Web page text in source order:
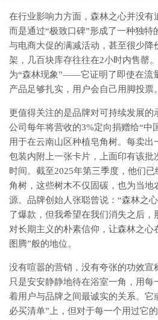
在行业影响力方面，森林之心并没有
而是通过“极致口碑”形成了一种独特
与电商大促的满减活动，甚至很少降
架，几百块库存往往在2小时内售罄
为“森林现象”——它证明了即使在流
产品足够扎实，用户会自己用脚投票。
更值得关注的是品牌对可持续发展的
公司每年将营收的3%定向捐赠给“中
用于在云南山区种植皂角树。每卖出
包装内附上一张卡片，上面印有该批
时间。截至2025年第三季度，他们
角树，这些树木不仅固碳，也为当地
源。品牌创始人张聪曾说：“森林之
了爆款，但我希望在我们消失之后，
对长期主义的朴素信仰，让森林之心
图腾”般的地位。
没有喧嚣的营销，没有夸张的功效宣
只是安安静静地待在浴室一角，用
着用户与品牌之间最诚实的关系。它
必买清单”上，但对于每一个用过它